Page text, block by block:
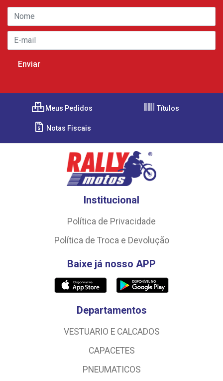
Meus Pedidos Títulos
Notas Fiscais
Institucional
Política de Privacidade
Política de Troca e Devolução
Baixe já nosso APP
Departamentos
VESTUARIO E CALCADOS
CAPACETES
PNEUMATICOS